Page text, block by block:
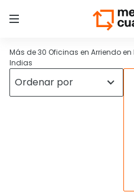
Más de 30 Oficinas en Arriendo
Indias